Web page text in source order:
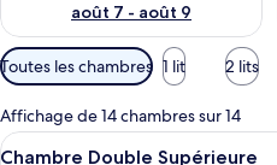
août 7 - août 9
Filtres
disponibles
pour
les
chambres
Toutes les chambres 1 lit 2 lits
Affichage de 14 chambres sur 14
Afficher
3
Chambre Double Supérieure